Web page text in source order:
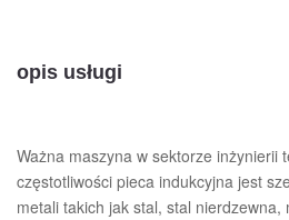
opis usługi
Ważna maszyna w sektorze inżynierii
częstotliwości pieca indukcyjna jest
metali takich jak stal, stal nierdzewna,